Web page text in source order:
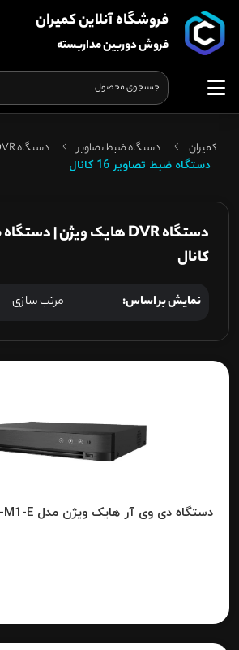
فروشگاه آنلاین کمیران
فروش دوربین مداربسته
کمیران دستگاه ضبط تصاویر دستگاه DVR هایک ویژن
دستگاه ضبط تصاویر 16 کانال
کانال
نمایش بر اساس:
دستگاه دی وی آر هایک ویژن مدل IDS-7216HQHI-M1-E